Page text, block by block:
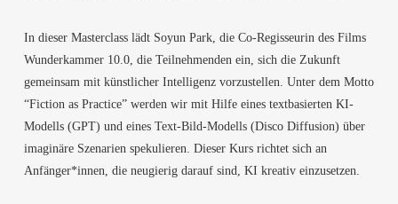
In die­ser Mas­ter­class lädt Soy­un Park, die Co-Regis­seu­rin des Films
Wun­der­kam­mer 10.0, die Teil­neh­men­den ein, sich die Zukunft
gemein­sam mit künst­li­cher Intel­li­genz vor­zu­stel­len. Unter dem Mot­to
“Fic­tion as Prac­ti­ce” wer­den wir mit Hil­fe eines text­ba­sier­ten KI-
Modells (GPT) und eines Text-Bild-Modells (Dis­co Dif­fu­si­on) über
ima­gi­nä­re Sze­na­ri­en spe­ku­lie­ren. Die­ser Kurs rich­tet sich an
Anfänger*innen, die neu­gie­rig dar­auf sind, KI krea­tiv einzusetzen.